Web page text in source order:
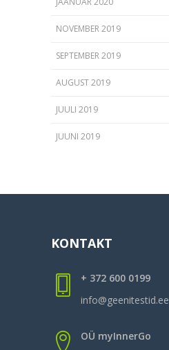
NOVEMBER 2019
SEPTEMBER 2019
AUGUST 2019
JUULI 2019
JUUNI 2019
KONTAKT
+ 372 600 0199
info@geenitestid.ee
OÜ myInnerGo